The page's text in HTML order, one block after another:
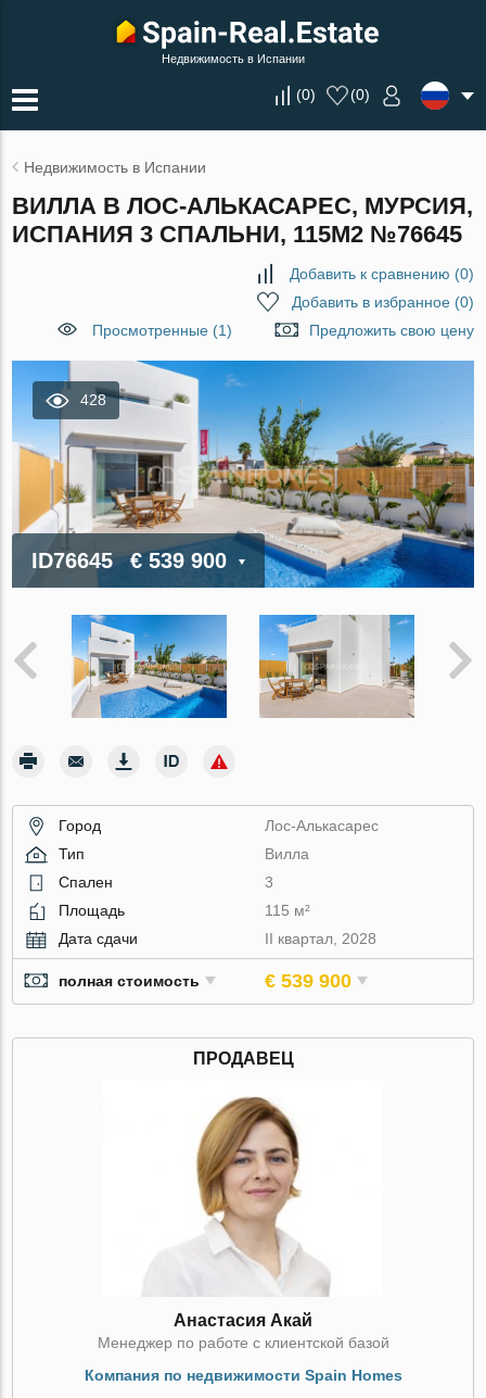
Недвижимость в Испании
(0) (0)
Недвижимость в Испании
ВИЛЛА В ЛОС-АЛЬКАСАРЕС, МУРСИЯ,
ИСПАНИЯ 3 СПАЛЬНИ, 115М2 №76645
Добавить к сравнению (0)
Добавить в избранное(0)
Просмотренные (1)
Предложить свою цену
428
ID76645 € 539 900
Город
Лос-Алькасарес
Тип
Вилла
Спален
3
Площадь
115 м²
Дата сдачи
II квартал, 2028
полная стоимость € 539 900
ПРОДАВЕЦ
Анастасия Акай
Менеджер по работе с клиентской базой
Компания по недвижимости Spain Homes